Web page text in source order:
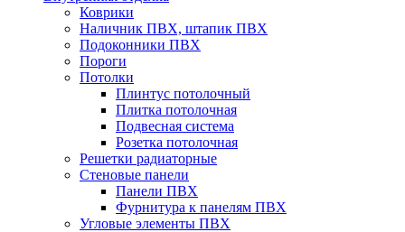
Коврики
Наличник ПВХ, штапик ПВХ
Подоконники ПВХ
Пороги
Потолки
Плинтус потолочный
Плитка потолочная
Подвесная система
Розетка потолочная
Решетки радиаторные
Стеновые панели
Панели ПВХ
Фурнитура к панелям ПВХ
Угловые элементы ПВХ